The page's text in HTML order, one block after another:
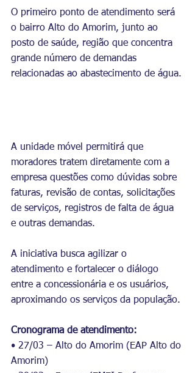
O primeiro ponto de atendimento será
o bairro Alto do Amorim, junto ao
posto de saúde, região que concentra
grande número de demandas
relacionadas ao abastecimento de água.
A unidade móvel permitirá que
moradores tratem diretamente com a
empresa questões como dúvidas sobre
faturas, revisão de contas, solicitações
de serviços, registros de falta de água
e outras demandas.
A iniciativa busca agilizar o
atendimento e fortalecer o diálogo
entre a concessionária e os usuários,
aproximando os serviços da população.
Cronograma de atendimento:
• 27/03 – Alto do Amorim (EAP Alto do
Amorim)